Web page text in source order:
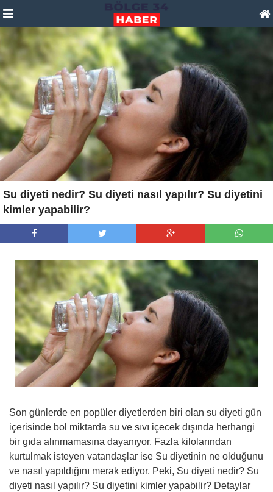
Su diyeti nedir? Su diyeti nasıl yapılır? Su diyetini
kimler yapabilir?
Son günlerde en popüler diyetlerden biri olan su diyeti gün
içerisinde bol miktarda su ve sıvı içecek dışında herhangi
bir gıda alınmamasına dayanıyor. Fazla kilolarından
kurtulmak isteyen vatandaşlar ise Su diyetinin ne olduğunu
ve nasıl yapıldığını merak ediyor. Peki, Su diyeti nedir? Su
diyeti nasıl yapılır? Su diyetini kimler yapabilir? Detaylar